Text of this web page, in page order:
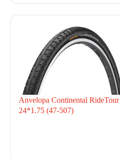
Anvelopa Continental RideTour
24*1.75 (47-507)